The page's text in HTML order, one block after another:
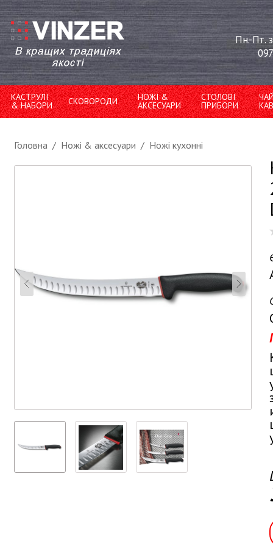
Пн.-Пт.
КАСТРУЛІ
& НАБОРИ СКОВОРОДИ НОЖІ &
АКСЕСУАРИ
СТОЛОВІ
ПРИБОРИ
Головна / Ножі & аксесуари / Ножі кухонні